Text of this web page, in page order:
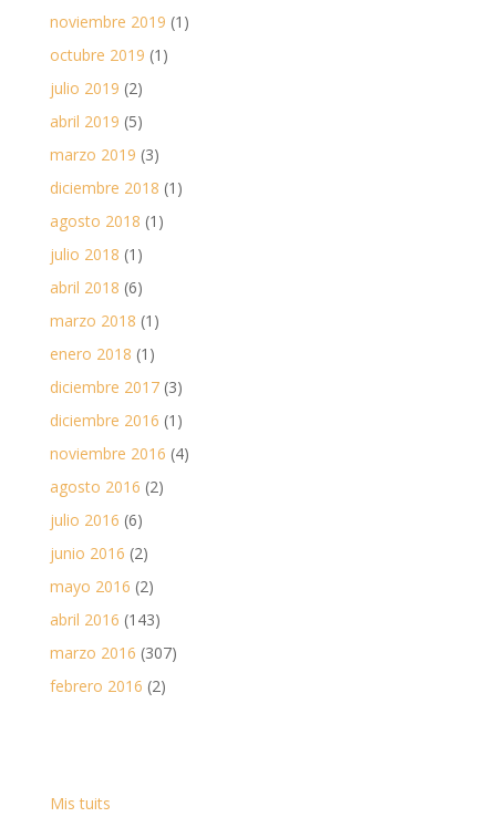
noviembre 2019 (1)
octubre 2019 (1)
julio 2019 (2)
abril 2019 (5)
marzo 2019 (3)
diciembre 2018 (1)
agosto 2018 (1)
julio 2018 (1)
abril 2018 (6)
marzo 2018 (1)
enero 2018 (1)
diciembre 2017(3)
diciembre 2016 (1)
noviembre 2016 (4)
agosto 2016 (2)
julio 2016 (6)
junio 2016 (2)
mayo 2016 (2)
abril 2016 (143)
marzo 2016 (307)
febrero 2016 (2)
Mis tuits